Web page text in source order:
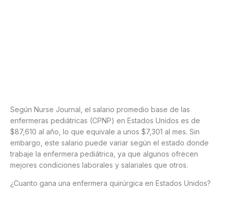
Según Nurse Journal, el salario promedio base de las
enfermeras pediátricas (CPNP) en Estados Unidos es de
$87,610 al año, lo que equivale a unos $7,301 al mes. Sin
embargo, este salario puede variar según el estado donde
trabaje la enfermera pediátrica, ya que algunos ofrecen
mejores condiciones laborales y salariales que otros.
¿Cuanto gana una enfermera quirúrgica en Estados Unidos?